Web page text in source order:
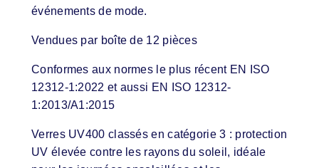
événements de mode.
Vendues par boîte de 12 pièces
Conformes aux normes le plus récent EN ISO
12312-1:2022 et aussi EN ISO 12312-
1:2013/A1:2015
Verres UV400 classés en catégorie 3 : protection
UV élevée contre les rayons du soleil, idéale